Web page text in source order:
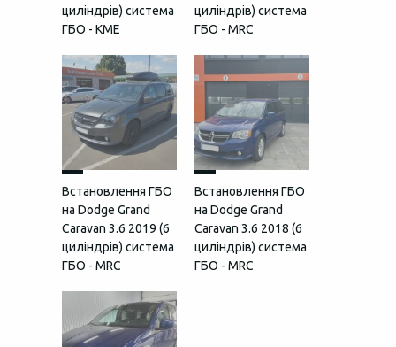
циліндрів) система
ГБО - KME
циліндрів) система
ГБО - MRC
Встановлення ГБО
на Dodge Grand
Caravan 3.6 2019 (6
циліндрів) система
ГБО - MRC
Встановлення ГБО
на Dodge Grand
Caravan 3.6 2018 (6
циліндрів) система
ГБО - MRC